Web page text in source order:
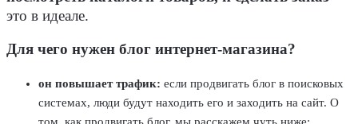
это в идеале.
Для чего нужен блог интернет-магазина?
он повышает трафик: если продвигать блог в поисковых
системах, люди будут находить его и заходить на сайт. О
том, как продвигать блог, мы расскажем чуть ниже;